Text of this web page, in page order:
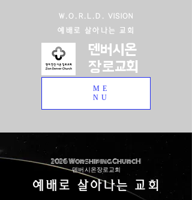
W.O.R.L.D. VISION
예배로 살아나는 교회
덴버시온
장로교회
ME
NU
2026 Worshiping ChurcH
덴버 시온장로교회
예배로 살아나는 교회